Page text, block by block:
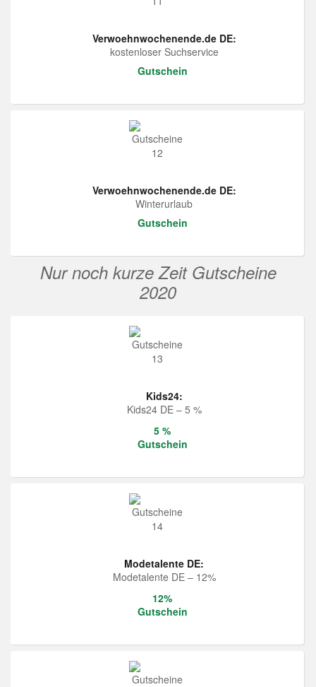
Verwoehnwochenende.de DE:
kostenloser Suchservice
Gutschein
Verwoehnwochenende.de DE:
Winterurlaub
Gutschein
Nur noch kurze Zeit Gutscheine
2020
Kids24:
Kids24 DE – 5 %
5 %
Gutschein
Modetalente DE:
Modetalente DE – 12%
12%
Gutschein